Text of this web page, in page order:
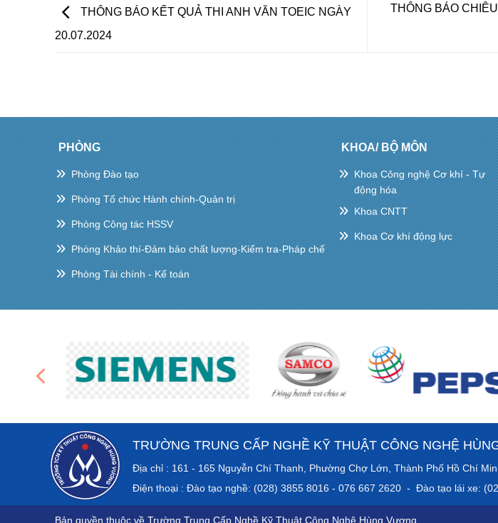
động (01/5) năm 2026
2026”
THÔNG BÁO KẾT QUẢ THI ANH VĂN TOEIC NGÀY
20.07.2024
THÔNG BÁO
PHÒNG
Phòng Đào tạo
Phòng Tổ chức Hành chính-Quản trị
Phòng Công tác HSSV
Phòng Khảo thí-Đảm bảo chất lượng-Kiểm tra-Pháp chế
Phòng Tài chính - Kế toán
KHOA/ BỘ MÔN
Khoa Công nghệ Cơ khí - Tự
động hóa
Khoa CNTT
Khoa Cơ khí động lực
TRƯỜNG TRUNG CẤP NGHỀ KỸ THUẬT CÔNG NGHỆ
Địa chỉ : 161 - 165 Nguyễn Chí Thanh, Phường Chợ Lớn, Thành Phố
Điện thoại : Đào tạo nghề: (028) 3855 8016 - 076 667 2620 - Đào tạo lái xe:
Bản quyền thuộc về Trường Trung Cấp Nghề Kỹ Thuật Công Nghệ Hùng Vương